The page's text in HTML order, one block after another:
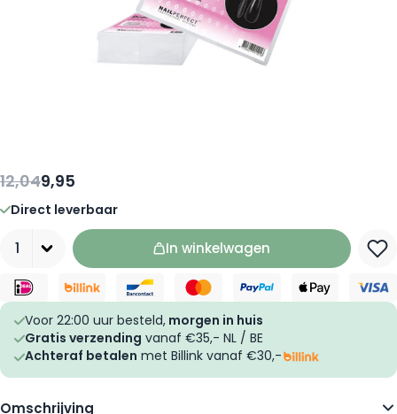
12,049,95
Direct leverbaar
In winkelwagen
Voor 22:00 uur besteld, morgen in huis
Gratis verzending vanaf €35,- NL / BE
Achteraf betalen met Billink vanaf €30,-
Omschrijving